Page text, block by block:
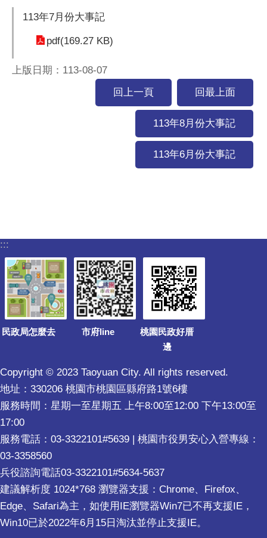
113年7月份大事記
pdf(169.27 KB)
上版日期：113-08-07
回上一頁
回最上面
113年8月份大事記
113年6月份大事記
:::
民政局怎麼去 市府line
桃園民政好厝
邊
Copyright © 2023 Taoyuan City. All rights reserved.
地址：330206 桃園市桃園區縣府路1號6樓
服務時間：星期一至星期五 上午8:00至12:00 下午13:00至
17:00
服務電話：03-3322101#5639 | 桃園市役男安心入營專線：
03-3358560
兵役諮詢電話03-3322101#5634-5637
建議解析度 1024*768 瀏覽器支援：Chrome、Firefox、
Edge、Safari為主，如使用IE瀏覽器Win7已不再支援IE，
Win10已於2022年6月15日淘汰並停止支援IE。